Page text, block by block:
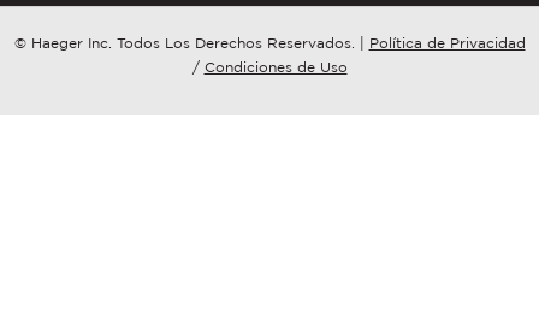
REGARDING?*
Contact Us
Tooling Wizard
© Haeger Inc. Todos Los Derechos Reservados.
Política de Privacidad
/ Condiciones de Uso